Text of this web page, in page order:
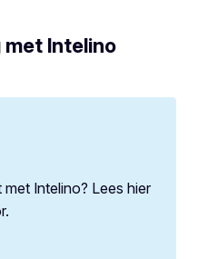
met Intelino
Intelino? Lees hier